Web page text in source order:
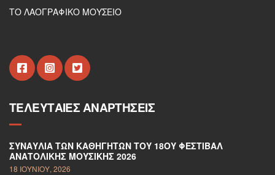
ΤΟ ΛΑΟΓΡΑΦΙΚΟ ΜΟΥΣΕΙΟ
ΤΕΛΕΥΤΑΊΕΣ ΑΝΑΡΤΉΣΕΙΣ
ΣΥΝΑΥΛΊΑ ΤΩΝ ΚΑΘΗΓΗΤΏΝ ΤΟΥ 18ΟΥ ΦΕΣΤΙΒΆΛ
ΑΝΑΤΟΛΙΚΉΣ ΜΟΥΣΙΚΉΣ 2026
18 ΙΟΥΝΊΟΥ, 2026